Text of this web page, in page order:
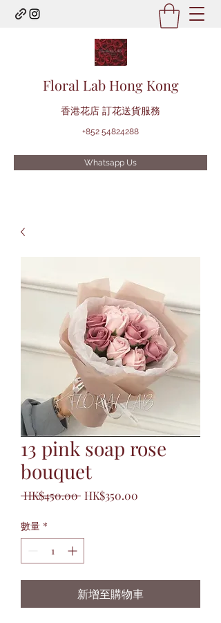
Floral Lab Hong Kong
​香港花店 訂花送貨服務
+852 54824288
Whatsapp Us
13 pink soap rose
bouquet
HK$450.00 一
格
HK$350.00
數量 *
新增至購物車